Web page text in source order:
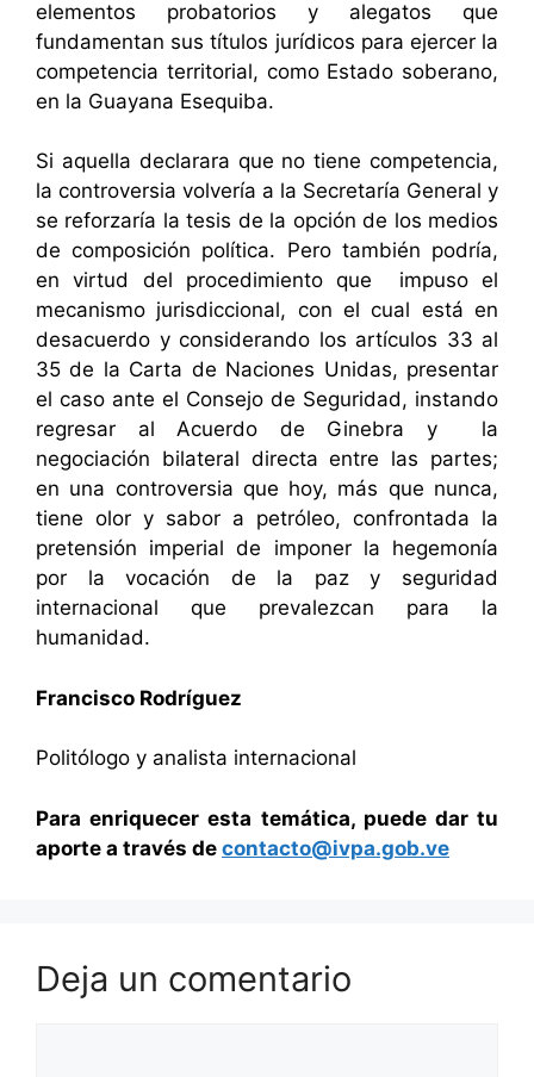
elementos probatorios y alegatos que
fundamentan sus títulos jurídicos para ejercer la
competencia territorial, como Estado soberano,
en la Guayana Esequiba.
Si aquella declarara que no tiene competencia,
la controversia volvería a la Secretaría General y
se reforzaría la tesis de la opción de los medios
de composición política. Pero también podría,
en virtud del procedimiento que impuso el
mecanismo jurisdiccional, con el cual está en
desacuerdo y considerando los artículos 33 al
35 de la Carta de Naciones Unidas, presentar
el caso ante el Consejo de Seguridad, instando
regresar al Acuerdo de Ginebra y la
negociación bilateral directa entre las partes;
en una controversia que hoy, más que nunca,
tiene olor y sabor a petróleo, confrontada la
pretensión imperial de imponer la hegemonía
por la vocación de la paz y seguridad
internacional que prevalezcan para la
humanidad.
Francisco Rodríguez
Politólogo y analista internacional
Para enriquecer esta temática, puede dar tu
aporte a través de contacto@ivpa.gob.ve
Deja un comentario